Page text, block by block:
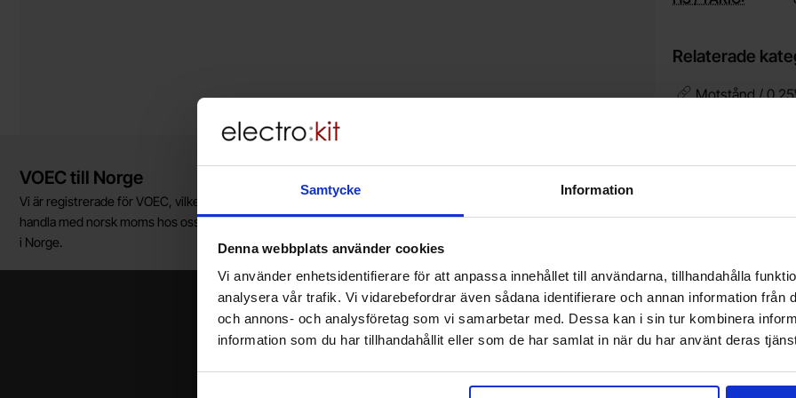
Samtycke Information
Denna webbplats använder cookies
Vi använder enhetsidentifierare för att anpassa innehållet till användarna, tillhandahålla
analysera vår trafik. Vi vidarebefordrar även sådana identifierare och annan information från
och annons- och analysföretag som vi samarbetar med. Dessa kan i sin tur kombinera
information som du har tillhandahållit eller som de har samlat in när du har använt deras
Relaterade
Motstånd /
Kort allmän information
VOEC till Norge
Vi är registrerade för VOEC, vilket innebär at våra norska kunder kan
handla med norsk moms hos oss, och slipper avgifter för införtullning
i Norge.
Nyhetsbrev
Jag önskar erbjudanden, rabatter och produktnyheter direkt till min inkorg!